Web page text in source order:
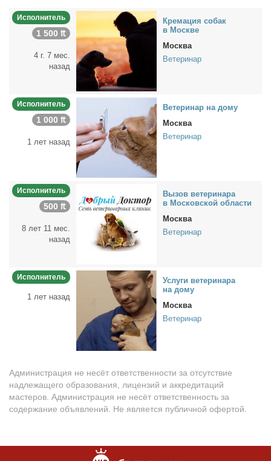
Исполнитель
1 500 ₶
4 г. 7 мес.
назад
Кре­ма­ция со­бак
в Москве
Москва
Ветеринар
Исполнитель
1 000 ₶
1 лет назад
Ве­те­ри­нар на до­му
Москва
Ветеринар
Исполнитель
500 ₶
8 лет 11 мес.
назад
Вы­зов ве­те­ри­на­ра
в Мос­ков­ской об­ла­сти
Москва
Ветеринар
Исполнитель
1 лет назад
Услу­ги ве­те­ри­на­ра
на до­му
Москва
Ветеринар
Администрация не несёт ответственности за отсутствие
надлежащего образования, лицензий и аккредитаций
мастеров. Администрация не несёт ответственность за
содержание объявлений. Не является публичной офертой.